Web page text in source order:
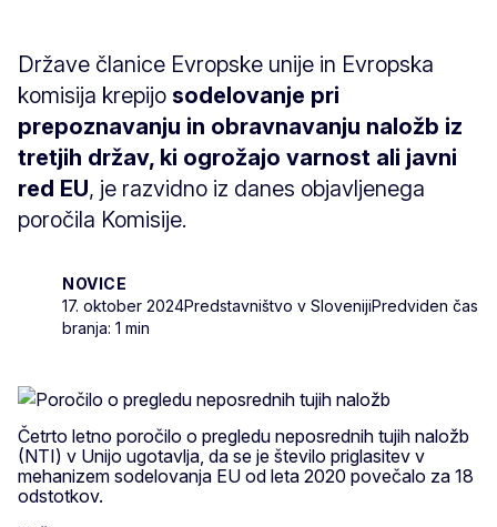
Države članice Evropske unije in Evropska
komisija krepijo sodelovanje pri
prepoznavanju in obravnavanju naložb iz
tretjih držav, ki ogrožajo varnost ali javni
red EU, je razvidno iz danes objavljenega
poročila Komisije.
NOVICE
17. oktober 2024Predstavništvo v SlovenijiPredviden čas
branja: 1 min
Četrto letno poročilo o pregledu neposrednih tujih naložb
(NTI) v Unijo ugotavlja, da se je število priglasitev v
mehanizem sodelovanja EU od leta 2020 povečalo za 18
odstotkov.